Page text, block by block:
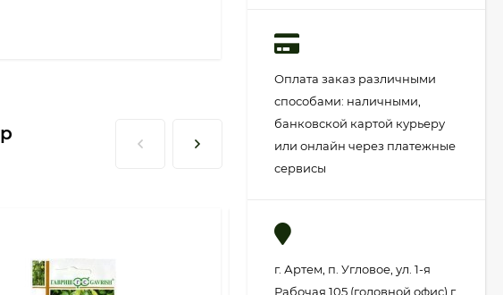
Оплата заказ различными
способами: наличными,
банковской картой курьеру
или онлайн через платежные
сервисы
г. Артем, п. Угловое, ул. 1-я
Рабочая 105 (головной офис) г.